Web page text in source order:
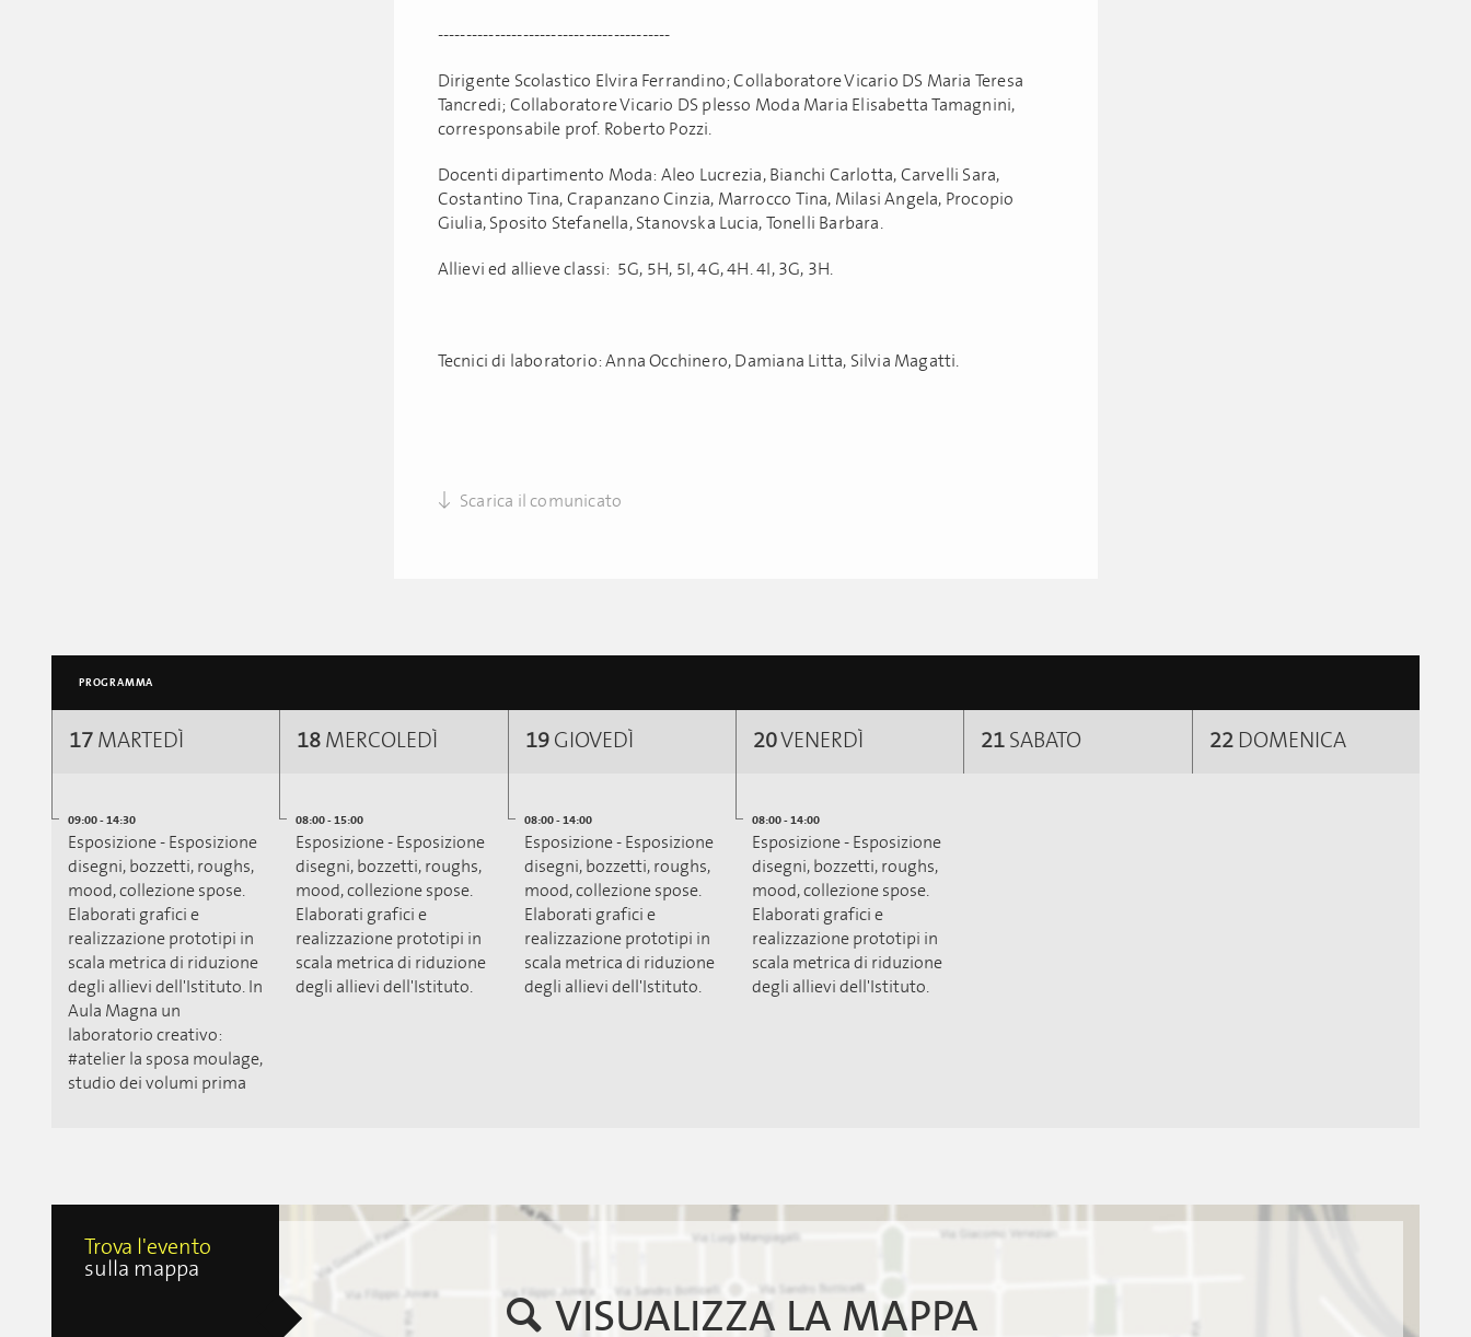
-----------------------------------------
Dirigente Scolastico Elvira Ferrandino; Collaboratore Vicario DS Maria Teresa
Tancredi; Collaboratore Vicario DS plesso Moda Maria Elisabetta Tamagnini,
corresponsabile prof. Roberto Pozzi.
Docenti dipartimento Moda: Aleo Lucrezia, Bianchi Carlotta, Carvelli Sara,
Costantino Tina, Crapanzano Cinzia, Marrocco Tina, Milasi Angela, Procopio
Giulia, Sposito Stefanella, Stanovska Lucia, Tonelli Barbara.
Allievi ed allieve classi: 5G, 5H, 5I, 4G, 4H. 4I, 3G, 3H.
Tecnici di laboratorio: Anna Occhinero, Damiana Litta, Silvia Magatti.
Scarica il comunicato
PROGRAMMA
17 MARTEDÌ
09:00 - 14:30
Esposizione - Esposizione
disegni, bozzetti, roughs,
mood, collezione spose.
Elaborati grafici e
realizzazione prototipi in
scala metrica di riduzione
degli allievi dell'Istituto. In
Aula Magna un
laboratorio creativo:
#atelier la sposa moulage,
studio dei volumi prima
18 MERCOLEDÌ
08:00 - 15:00
Esposizione - Esposizione
disegni, bozzetti, roughs,
mood, collezione spose.
Elaborati grafici e
realizzazione prototipi in
scala metrica di riduzione
degli allievi dell'Istituto.
19GIOVEDÌ
08:00 - 14:00
Esposizione - Esposizione
disegni, bozzetti, roughs,
mood, collezione spose.
Elaborati grafici e
realizzazione prototipi in
scala metrica di riduzione
degli allievi dell'Istituto.
20VENERDÌ
08:00 - 14:00
Esposizione - Esposizione
disegni, bozzetti, roughs,
mood, collezione spose.
Elaborati grafici e
realizzazione prototipi in
scala metrica di riduzione
degli allievi dell'Istituto.
21 SABATO 22DOMENICA
Trova l'evento
sulla mappa
VISUALIZZA LA MAPPA